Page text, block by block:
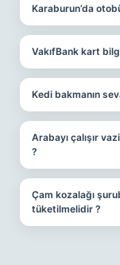
Karaburun’da
VakıfBank kart
Kedi bakmanın
Arabayı çalışır
?
Çam kozalağı
tüketilmelidir ?